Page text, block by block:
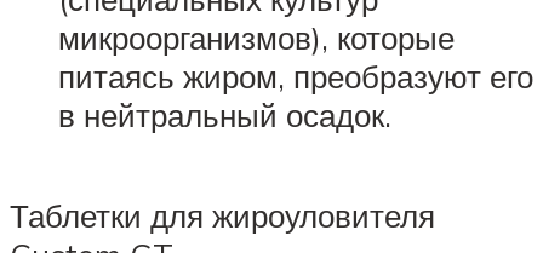
микроорганизмов), которые
питаясь жиром, преобразуют его
в нейтральный осадок.
Таблетки для жироуловителя